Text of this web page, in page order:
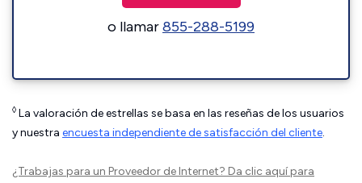
o llamar855-288-5199
◊ La valoración de estrellas se basa en las reseñas de los usuarios
y nuestra encuesta independiente de satisfacción del cliente.
¿Trabajas para un Proveedor de Internet? Da clic aquípara